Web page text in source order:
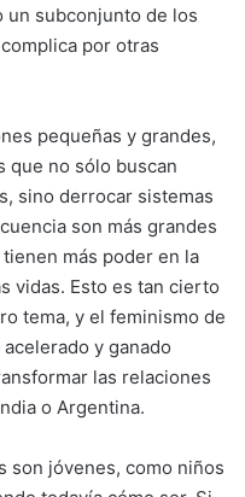
un subconjunto de los
por otras
pequeñas y grandes,
que no sólo buscan
sino derrocar sistemas
son más grandes
más poder en la
vidas. Esto es tan cierto
tema, y el feminismo de
y ganado
las relaciones
o Argentina.
son jóvenes, como niños